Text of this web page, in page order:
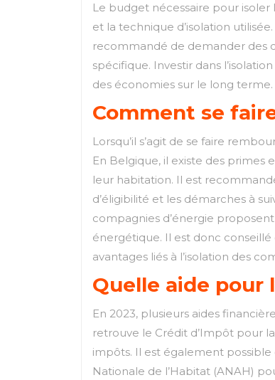
Le budget nécessaire pour isoler
et la technique d’isolation
recommandé de demander des
spécifique. Investir dans
des économies sur le long terme.
Comment se
Lorsqu’il s’agit de se faire
En Belgique, il existe des primes
leur habitation. Il est
d’éligibilité et les démarches à
compagnies d’énergie
énergétique. Il est donc
avantages liés à l’isolation des
Quelle aide pour
En 2023, plusieurs aides
retrouve le Crédit d’Impôt pour
impôts. Il est également possible
Nationale de l’Habitat (ANAH)